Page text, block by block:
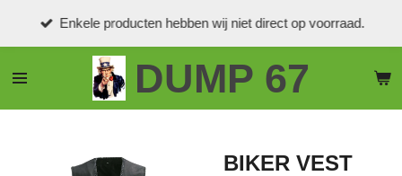
de
DUMP 67
Enkele producten hebben wij niet direct op voorraad.
BIKER VEST